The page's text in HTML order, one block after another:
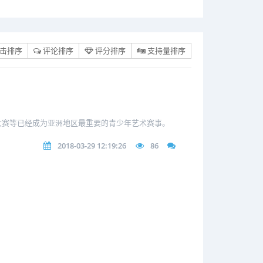
排序 评论排序 评分排序 支持量排序
等已经成为亚洲地区最重要的青少年艺术赛事。
2018-03-29 12:19:26 86